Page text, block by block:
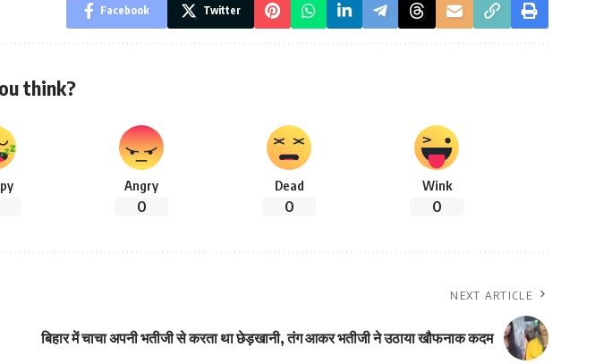
Facebook Twitter
think?
Angry
0
Dead
0
Wink
0
NEXT ARTICLE
बिहार में चाचा अपनी भतीजी से करता था छेड़खानी, तंग आकर भतीजी ने उठाया खौफनाक कदम